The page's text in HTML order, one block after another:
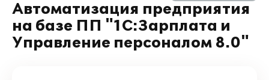
Автоматизация предприятия
на базе ПП "1С:Зарплата и
Управление персоналом 8.0"